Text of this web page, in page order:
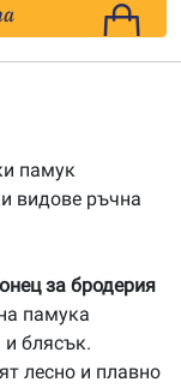
памук
видове ръчна
за бродерия
памука
блясък.
лесно и плавно